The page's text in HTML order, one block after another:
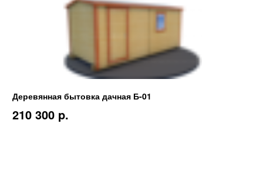
Деревянная бытовка дачная Б-01
210 300 p.